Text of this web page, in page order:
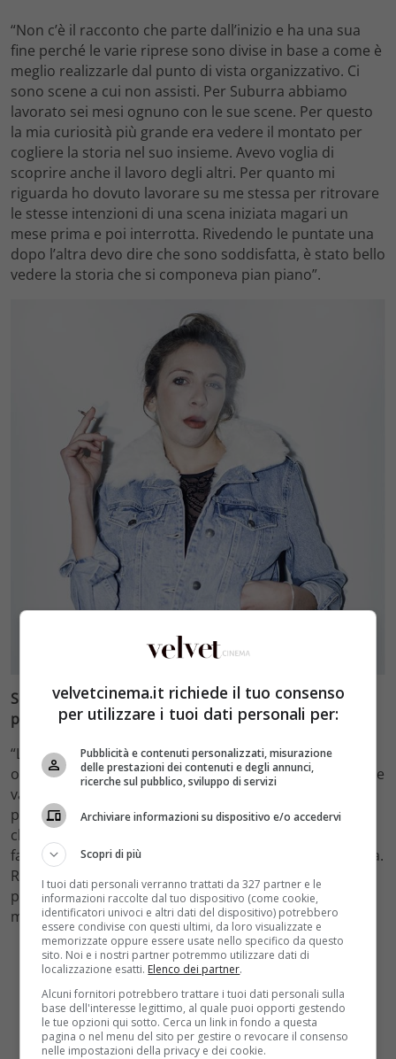
“Non c’è il racconto che parte dall’inizio e ha una sua
fine perché le varie riprese sono divise in base a come è
meglio realizzarle dal punto di vista organizzativo. Ci
sono scene a cui non assisti. Per Suburra abbiamo
lavorato sei mesi ognuno con le sue scene. Per questo
la mia curiosità più grande era vedere il montato per
cogliere la storia nel suo insieme. Avevo voglia di
scoprire anche il lavoro degli altri. Per quanto mi
riguarda ho dovuto lavorare su me stessa per ritrovare
le stesse intenzioni di una scena iniziata magari un
mese prima e poi interrotta. Rivedendo le puntate una
dopo l’altra devo dire che sono soddisfatta, è stato bello
vedere la storia che si componeva pian piano”.
Sei soddisfatta di come hai sviluppato il tuo
personaggio?
“Livia è una donna molto determinata il cui primo
obiettivo è risolvere problemi familiari non facili: odi che
vanno sedati, rapporti padre-figli conflittuali, rivalse
personali. Ha anche una gestione più ampia di quello
che è un “mondo di mondi”, che include anche quel
famoso “mondo di mezzo”, fatto di criminalità e politica.
Registi e produttori hanno catturato davvero bene i
personaggi, sono così attuali e reali. Se funzionano è
merito di un lavoro corale.”
velvetcinema.it richiede il tuo consenso
per utilizzare i tuoi dati personali per:
Pubblicità e contenuti personalizzati, misurazione
delle prestazioni dei contenuti e degli annunci,
ricerche sul pubblico, sviluppo di servizi
Archiviare informazioni su dispositivo e/o accedervi
Scopri di più
I tuoi dati personali verranno trattati da 327 partner e le
informazioni raccolte dal tuo dispositivo (come cookie,
identificatori univoci e altri dati del dispositivo) potrebbero
essere condivise con questi ultimi, da loro visualizzate e
memorizzate oppure essere usate nello specifico da questo
sito. Noi e i nostri partner potremmo utilizzare dati di
localizzazione esatti. Elenco dei partner.
Alcuni fornitori potrebbero trattare i tuoi dati personali sulla
base dell'interesse legittimo, al quale puoi opporti gestendo
le tue opzioni qui sotto. Cerca un link in fondo a questa
pagina o nel menu del sito per gestire o revocare il consenso
nelle impostazioni della privacy e dei cookie.